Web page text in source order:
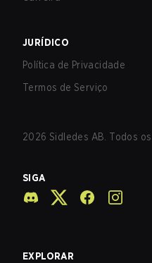
JURÍDICO
Política de Privacidade
Termos de Serviço
2026 Sidledes AB. Todos
SIGA
EXPLORAR